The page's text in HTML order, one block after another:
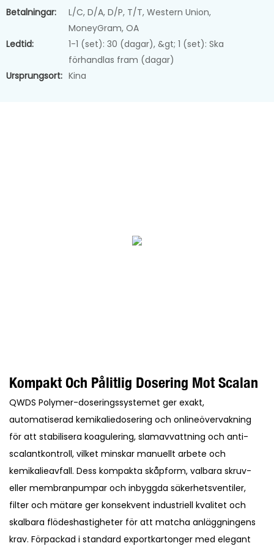
Betalningar:
L/C, D/A, D/P, T/T, Western Union,
MoneyGram, OA
Ledtid:
1-1 (set): 30 (dagar), &gt; 1 (set): Ska
förhandlas fram (dagar)
Ursprungsort: Kina
Kompakt Och Pålitlig Dosering Mot Scalan
QWDS Polymer-doseringssystemet ger exakt,
automatiserad kemikaliedosering och onlineövervakning
för att stabilisera koagulering, slamavvattning och anti-
scalantkontroll, vilket minskar manuellt arbete och
kemikalieavfall. Dess kompakta skåpform, valbara skruv-
eller membranpumpar och inbyggda säkerhetsventiler,
filter och mätare ger konsekvent industriell kvalitet och
skalbara flödeshastigheter för att matcha anläggningens
krav. Förpackad i standard exportkartonger med elegant